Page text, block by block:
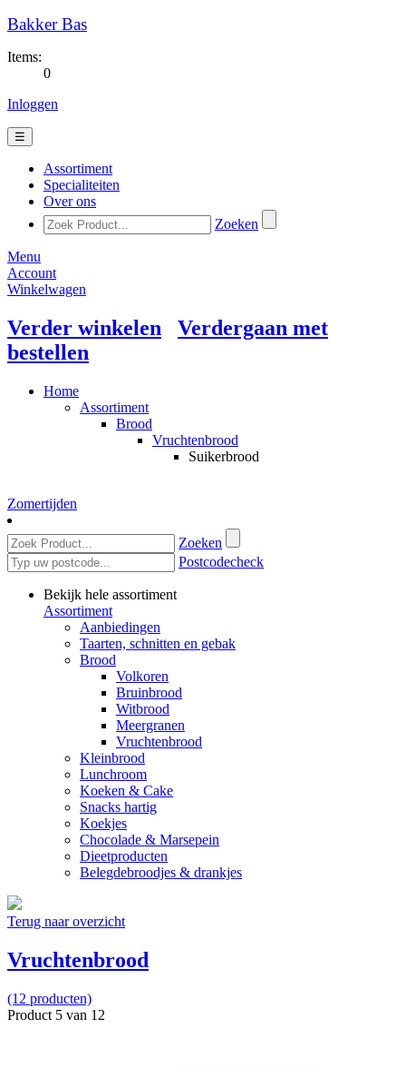
Bakker Bas
Items:
0
Inloggen
☰
Assortiment
Specialiteiten
Over ons
Zoeken
Menu
Account
Winkelwagen
Verder winkelen
Verdergaan met
bestellen
Home
Assortiment
Brood
Vruchtenbrood
Suikerbrood
Zomertijden
Zoeken
Postcodecheck
Bekijk hele assortiment
Assortiment
Aanbiedingen
Taarten, schnitten en gebak
Brood
Volkoren
Bruinbrood
Witbrood
Meergranen
Vruchtenbrood
Kleinbrood
Lunchroom
Koeken & Cake
Snacks hartig
Koekjes
Chocolade & Marsepein
Dieetproducten
Belegdebroodjes & drankjes
Terug naar overzicht
Vruchtenbrood
(12 producten)
Product 5 van 12